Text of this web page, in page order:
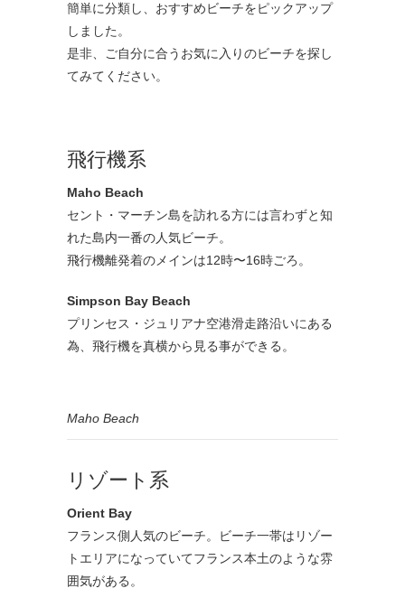
簡単に分類し、おすすめビーチをピックアップ
しました。
是非、ご自分に合うお気に入りのビーチを探し
てみてください。
飛行機系
Maho Beach
セント・マーチン島を訪れる方には言わずと知
れた島内一番の人気ビーチ。
飛行機離発着のメインは12時〜16時ごろ。
Simpson Bay Beach
プリンセス・ジュリアナ空港滑走路沿いにある
為、飛行機を真横から見る事ができる。
Maho Beach
リゾート系
Orient Bay
フランス側人気のビーチ。ビーチ一帯はリゾー
トエリアになっていてフランス本土のような雰
囲気がある。